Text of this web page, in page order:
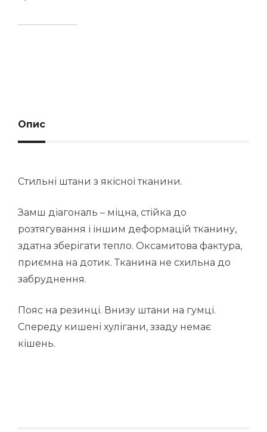
Опис
Стильні штани з якісної тканини.
Замш діагональ – міцна, стійка до
розтягування і іншим деформацій тканину,
здатна зберігати тепло. Оксамитова фактура,
приємна на дотик. Тканина не схильна до
забруднення.
Пояс на резинці. Внизу штани на гумці.
Спереду кишені хулігани, ззаду немає
кішень.